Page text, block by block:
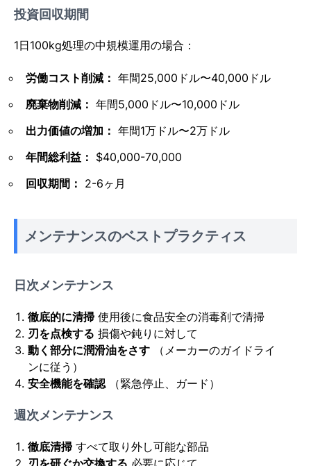
投資回収期間
1日100kg処理の中規模運用の場合：
労働コスト削減： 年間25,000ドル〜40,000ドル
廃棄物削減： 年間5,000ドル〜10,000ドル
出力価値の増加： 年間1万ドル〜2万ドル
年間総利益： $40,000-70,000
回収期間： 2-6ヶ月
メンテナンスのベストプラクティス
日次メンテナンス
徹底的に清掃 使用後に食品安全の消毒剤で清掃
刃を点検する 損傷や鈍りに対して
動く部分に潤滑油をさす （メーカーのガイドライ
ンに従う）
安全機能を確認（緊急停止、ガード）
週次メンテナンス
徹底清掃 すべて取り外し可能な部品